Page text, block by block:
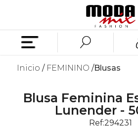
Inicio FEMININO Blusas
Blusa Feminina
Lunender -
Ref:294231